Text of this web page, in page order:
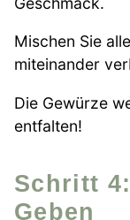
Mischen Sie
miteinander
Die Gewürze
entfalten!
Schritt 4: In Die Auflaufform
Geben